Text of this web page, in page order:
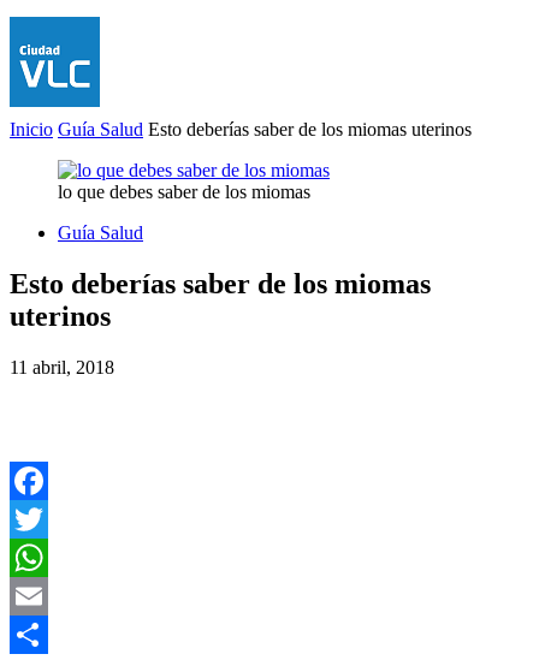
Inicio Guía Salud Esto deberías saber de los miomas uterinos
lo que debes saber de los miomas
Guía Salud
Esto deberías saber de los miomas
uterinos
11 abril, 2018
Facebook
Twitter
WhatsApp
Email